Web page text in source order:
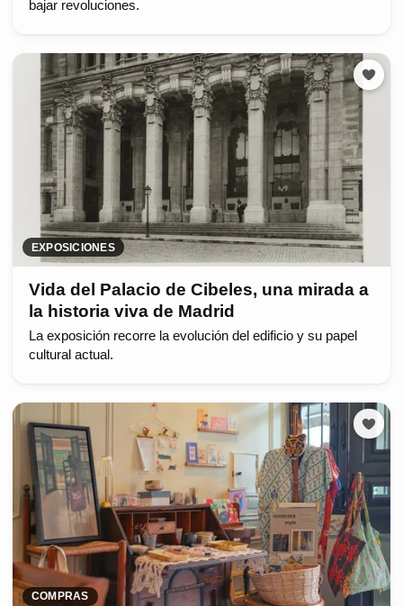
bajar revoluciones.
EXPOSICIONES
Vida del Palacio de Cibeles, una mirada a
la historia viva de Madrid
La exposición recorre la evolución del edificio y su papel
cultural actual.
COMPRAS